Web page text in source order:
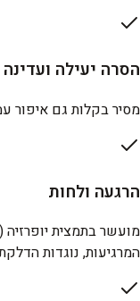
הסרה יעילה ועדינה
מסיר בקלות גם איפור
הרגעה ולחות
המרגיעות, נוגדות